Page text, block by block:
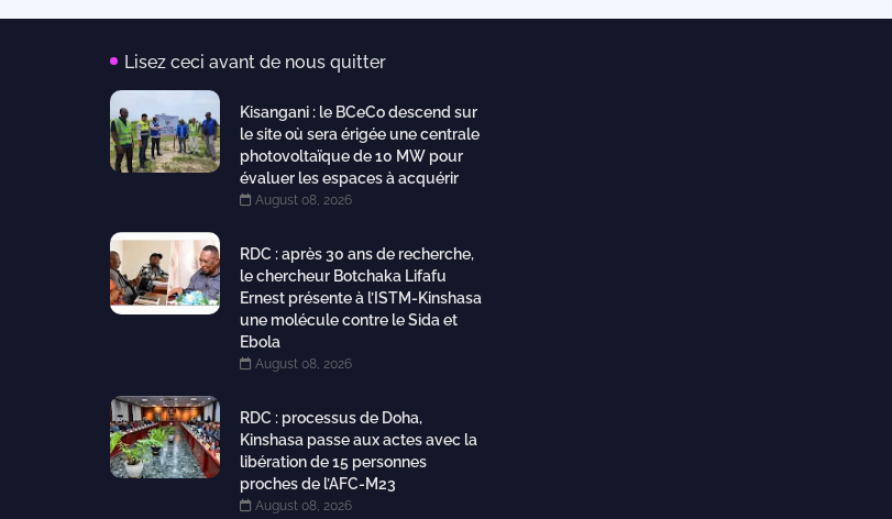
Lisez ceci avant de nous quitter
Kisangani : le BCeCo descend sur
le site où sera érigée une centrale
photovoltaïque de 10 MW pour
évaluer les espaces à acquérir
August 08, 2026
RDC : après 30 ans de recherche,
le chercheur Botchaka Lifafu
Ernest présente à l’ISTM-Kinshasa
une molécule contre le Sida et
Ebola
August 08, 2026
RDC : processus de Doha,
Kinshasa passe aux actes avec la
libération de 15 personnes
proches de l’AFC-M23
August 08, 2026